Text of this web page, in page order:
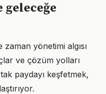
yönetimi algısı
ve çözüm yolları
paydayı keşfetmek,